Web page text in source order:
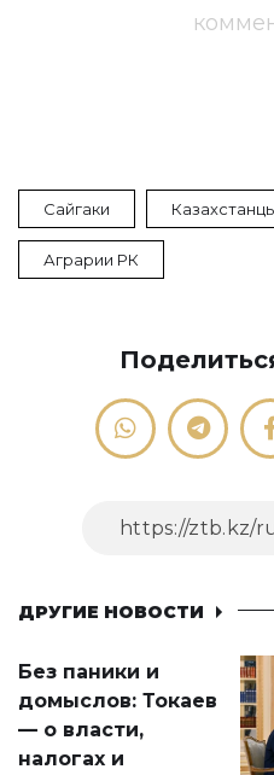
Сайгаки
Аграрии РК
ДРУГИЕ НОВОСТИ
Без паники и
домыслов: Токаев
— о власти,
налогах и